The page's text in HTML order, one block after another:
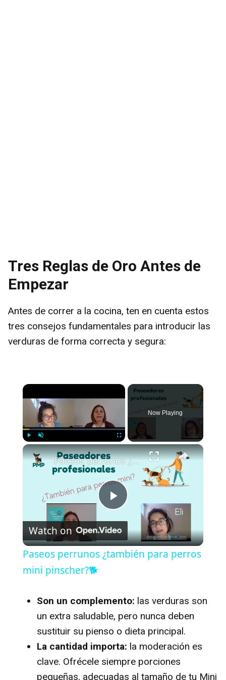
Tres Reglas de Oro Antes de
Empezar
Antes de correr a la cocina, ten en cuenta estos
tres consejos fundamentales para introducir las
verduras de forma correcta y segura:
×
Now Playing
×
P
l
y
V
i
Paseos perrunos ¿también para perros mini pinscher?🐕
Watch on
Paseos perrunos ¿también para perros
mini pinscher?🐕
Son un complemento: las verduras son
un extra saludable, pero nunca deben
sustituir su pienso o dieta principal.
La cantidad importa: la moderación es
clave. Ofrécele siempre porciones
pequeñas, adecuadas al tamaño de tu Mini